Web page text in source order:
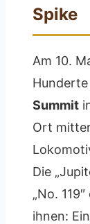
Spike
Am 10.
Summit
Ort
Die
„No.
ihnen: